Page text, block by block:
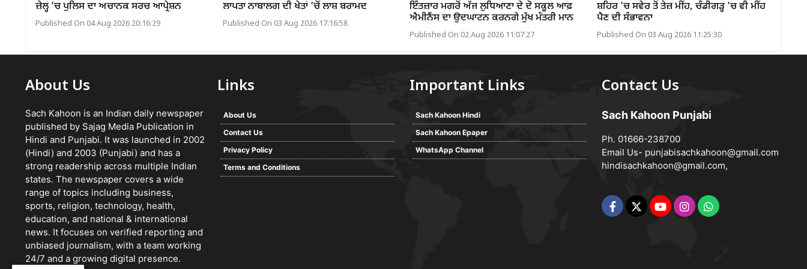
ਜ਼ੇਲ੍ਹ ’ਚ ਪੁਲਿਸ ਦਾ ਅਚਾਨਕ ਸਰਚ ਆਪ੍ਰੇਸ਼ਨ
Published On 04 Aug 2026 20:16:29
ਲਾਪਤਾ ਨਾਬਾਲਗ ਦੀ ਖੇਤਾਂ ’ਚੋਂ ਲਾਸ਼ ਬਰਾਮਦ
Published On 03 Aug 2026 17:16:58
ਇੰਤਜ਼ਾਰ ਮਗਰੋਂ ਅੱਜ ਲੁਧਿਆਣਾ ਦੇ ਦੋ ਸਕੂਲ ਆਫ਼
ਐਮੀਨੈਂਸ ਦਾ ਉਦਘਾਟਨ ਕਰਨਗੇ ਮੁੱਖ ਮੰਤਰੀ ਮਾਨ
Published On 02 Aug 2026 11:07:27
ਸ਼ਹਿਰ 'ਚ ਸਵੇਰ ਤੋਂ ਤੇਜ਼ ਮੀਂਹ, ਚੰਡੀਗੜ੍ਹ 'ਚ ਵੀ ਮੀਂਹ
ਪੈਣ ਦੀ ਸੰਭਾਵਨਾ
Published On 03 Aug 2026 11:25:30
About Us
Sach Kahoon is an Indian daily newspaper
published by Sajag Media Publication in
Hindi and Punjabi. It was launched in 2002
(Hindi) and 2003 (Punjabi) and has a
strong readership across multiple Indian
states. The newspaper covers a wide
range of topics including business,
sports, religion, technology, health,
education, and national & international
news. It focuses on verified reporting and
unbiased journalism, with a team working
24/7 and a growing digital presence.
Links
About Us
Contact Us
Privacy Policy
Terms and Conditions
Important Links
Sach Kahoon Hindi
Sach Kahoon Epaper
WhatsApp Channel
Contact Us
Sach Kahoon Punjabi
Ph. 01666-238700
Email Us- punjabisachkahoon@gmail.com
hindisachkahoon@gmail.com,